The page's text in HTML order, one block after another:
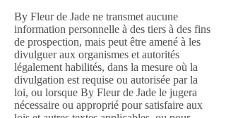
By Fleur de Jade ne transmet aucune
information personnelle à des tiers à des fins
de prospection, mais peut être amené à les
divulguer aux organismes et autorités
légalement habilités, dans la mesure où la
divulgation est requise ou autorisée par la
loi, ou lorsque By Fleur de Jade le jugera
nécessaire ou approprié pour satisfaire aux